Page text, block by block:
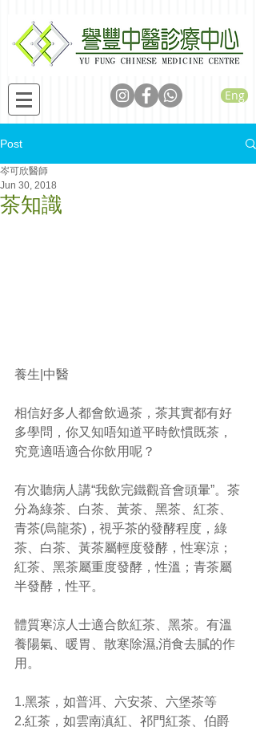
Eng
Post
茶知識
岑可欣醫師
Jun 30, 2018
養生|中醫
相信好多人都會飲過茶，茶其實都有好
多學問，你又知唔知道平時飲慣既茶，
究竟適唔適合你飲用呢？
有次聽病人講“我飲完鐵觀音會頭暈”。茶
分為綠茶、白茶、黃茶、黑茶、紅茶、
青茶(烏龍茶)，視乎茶的發酵程度，綠
茶、白茶、黃茶屬輕度發酵，性寒涼；
紅茶、黑茶屬重度發酵，性溫；青茶屬
半發酵，性平。
體質寒涼人士適合飲紅茶、黑茶。有溫
養陽氣、暖胃、散寒除濕,消食去膩的作
用。
1.黑茶，如普洱、六安茶、六堡茶等
2.紅茶，如雲南滇紅、祁門紅茶、伯爵